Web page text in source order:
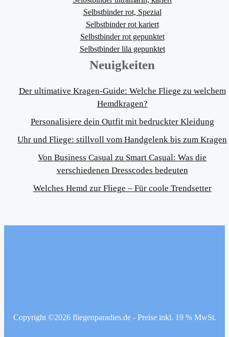
Selbstbinder rot, Spezial
Selbstbinder rot kariert
Selbstbinder rot gepunktet
Selbstbinder lila gepunktet
Neuigkeiten
Der ultimative Kragen-Guide: Welche Fliege zu welchem
Hemdkragen?
Personalisiere dein Outfit mit bedruckter Kleidung
Uhr und Fliege: stillvoll vom Handgelenk bis zum Kragen
Von Business Casual zu Smart Casual: Was die
verschiedenen Dresscodes bedeuten
Welches Hemd zur Fliege – Für coole Trendsetter
Copyright ©2026 fliegenparadies.de - Preise inkl. 19 % MwSt.